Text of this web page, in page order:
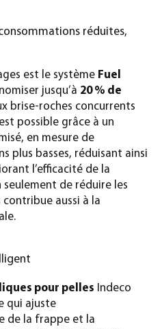
réduites,
est le système Fuel
jusqu’à 20 % de
brise-roches concurrents
possible grâce à un
en mesure de
plus basses, réduisant ainsi
l’efficacité de la
seulement de réduire les
aussi à la
pour pelles Indeco
qui ajuste
de la frappe et la